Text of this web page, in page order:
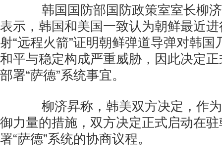
韩国国防部国防政策室室长柳济
表示，韩国和美国一致认为朝鲜最近
射“远程火箭”证明朝鲜弹道导弹对韩国
和平与稳定构成严重威胁，因此决定
部署“萨德”系统事宜。
柳济昇称，韩美双方决定，作为
御力量的措施，双方决定正式启动在
署“萨德”系统的协商议程。